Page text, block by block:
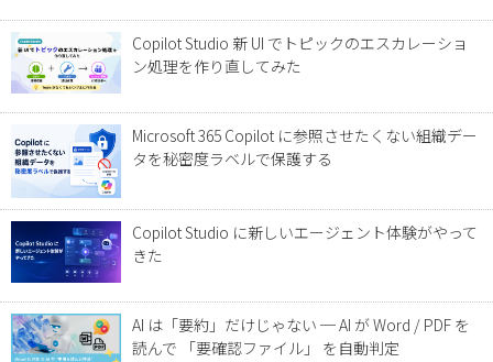
Copilot Studio 新 UI でトピックのエスカレーショ
ン処理を作り直してみた
Microsoft 365 Copilot に参照させたくない組織デー
タを秘密度ラベルで保護する
Copilot Studio に新しいエージェント体験がやって
きた
AI は「要約」だけじゃない ─ AI が Word / PDF を
読んで 「要確認ファイル」 を自動判定